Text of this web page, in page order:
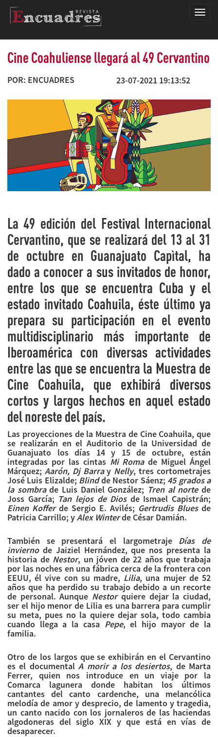
Cine Coahuliense llegará al 49 Cervantino
POR: ENCUADRES 23-07-2021 19:13:52
La 49 edición del Festival Internacional
Cervantino, que se realizará del 13 al 31
de octubre en Guanajuato Capìtal, ha
dado a conocer a sus invitados de honor,
entre los que se encuentra Cuba y el
estado invitado Coahuila, éste último ya
prepara su participación en el evento
multidisciplinario más importante de
Iberoamérica con diversas actividades
entre las que se encuentra la Muestra de
Cine Coahuila, que exhibirá diversos
cortos y largos hechos en aquel estado
del noreste del país.
Las proyecciones de la Muestra de Cine Coahuila, que
se realizarán en el Auditorio de la Universidad de
Guanajuato los días 14 y 15 de octubre, están
integradas por las cintas Mi Romade Miguel Ángel
Márquez; Aarón, Dj Barray Nelly, tres cortometrajes
José Luis Elizalde; Blindde Nestor Sáenz; 45 grados a
la sombrade Luis Daniel González; Tren al nortede
Joss García; Tan lejos de Diosde Ismael Capistrán;
Einen Kofferde Sergio E. Avilés; Gertrudis Bluesde
Patricia Carrillo; yAlex Winterde César Damián.
También se presentará el largometraje Días de
inviernode Jaiziel Hernández, que nos presenta la
historia de Nestor, un jóven de 22 años que trabaja
por las noches en una fábrica cerca de la frontera con
EEUU, él vive con su madre, Lilia, una mujer de 52
años que ha perdido su trabajo debido a un recorte
de personal. Aunque Nestorquiere dejar la ciudad,
ser el hijo menor de Lilia es una barrera para cumplir
su meta, pues no la quiere dejar sola, todo cambia
cuando llega a la casa Pepe, el hijo mayor de la
familia.
Otro de los largos que se exhibirán en el Cervantino
es el documentalA morir a los desiertos, de Marta
Ferrer, quien nos introduce en un viaje por la
Comarca lagunera donde habitan los últimos
cantantes del canto cardenche, una melancólica
melodía de amor y desprecio, de lamento y tragedia,
un canto nacido con los jornaleros de las haciendas
algodoneras del siglo XIX y que está en vías de
desaparecer.